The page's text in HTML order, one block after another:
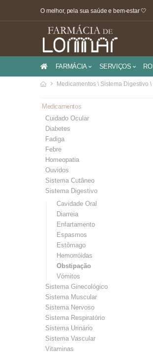
O melhor, pela sua saúde e bem-estar 🤍
FARMÁCIA SERVIÇOS
Medicamentos \ Sistema Digestivo
Medicamentos
Cuidado Ocular
Diabetes
Fadiga
Febre
Homeopatia
Ouvidos
Sistema Cutâneo
Sistema Digestivo
Cavidade Oral
Diarreia
Enfartamento
Espasmos
Estômago
Hemorróidas
Obstipação
Vómitos
Sistema Ginecológico
Sistema Muscular
Sistema Nervoso
Sistema Respiratório
Sistema Urinário
Sistema Vascular
Vitaminas